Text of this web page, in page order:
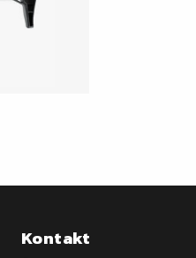
Kontakt